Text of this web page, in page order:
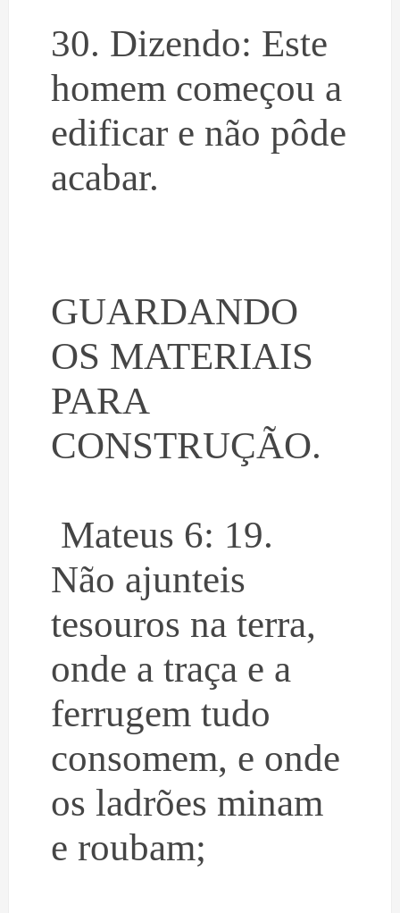
30. Dizendo: Este
homem começou a
edificar e não pôde
acabar.
GUARDANDO
OS MATERIAIS
PARA
CONSTRUÇÃO.
Mateus 6: 19.
Não ajunteis
tesouros na terra,
onde a traça e a
ferrugem tudo
consomem, e onde
os ladrões minam
e roubam;